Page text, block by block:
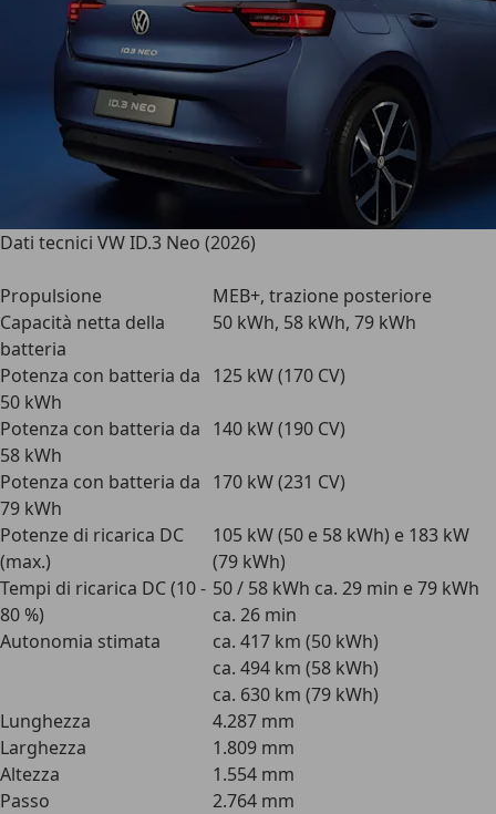
Dati tecnici VW ID.3 Neo (2026)
Propulsione
MEB+, trazione posteriore
Capacità netta della
batteria
50 kWh, 58 kWh, 79 kWh
Potenza con batteria da
50 kWh
125 kW (170 CV)
Potenza con batteria da
58 kWh
140 kW (190 CV)
Potenza con batteria da
79 kWh
170 kW (231 CV)
Potenze di ricarica DC
(max.)
105 kW (50 e 58 kWh) e 183 kW
(79 kWh)
Tempi di ricarica DC (10 -
80 %)
50 / 58 kWh ca. 29 min e 79 kWh
ca. 26 min
Autonomia stimata
ca. 417 km (50 kWh)
ca. 494 km (58 kWh)
ca. 630 km (79 kWh)
Lunghezza
4.287 mm
Larghezza
1.809 mm
Altezza
1.554 mm
Passo
2.764 mm